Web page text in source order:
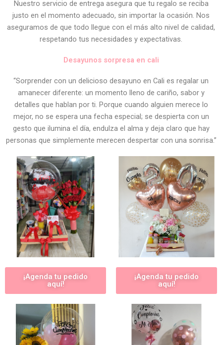
Nuestro servicio de entrega asegura que tu regalo se reciba
justo en el momento adecuado, sin importar la ocasión. Nos
aseguramos de que todo llegue con el más alto nivel de calidad,
respetando tus necesidades y expectativas.
Desayunos sorpresa en cali
“Sorprender con un delicioso desayuno en Cali es regalar un
amanecer diferente: un momento lleno de cariño, sabor y
detalles que hablan por ti. Porque cuando alguien merece lo
mejor, no se espera una fecha especial; se despierta con un
gesto que ilumina el día, endulza el alma y deja claro que hay
personas que simplemente merecen despertar con una sonrisa.”
¡Agenda tu pedido
aquí!
¡Agenda tu pedido
aquí!